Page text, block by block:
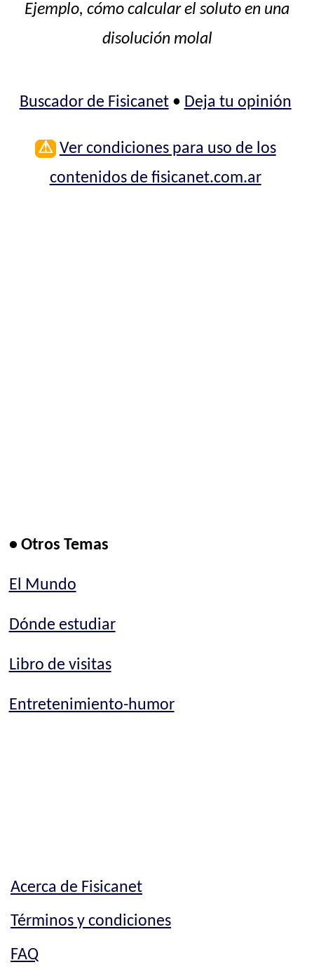
Ejemplo, cómo calcular el soluto en una
disolución molal
Buscador de Fisicanet• Deja tu opinión
⚠ Ver condiciones para uso de los
contenidos de fisicanet.com.ar
• Otros Temas
El Mundo
Dónde estudiar
Libro de visitas
Entretenimiento-humor
Acerca de Fisicanet
Términos y condiciones
FAQ